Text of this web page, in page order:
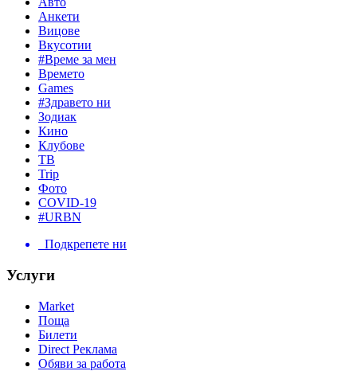
Анкети
Вицове
Вкусотии
#Време за мен
Времето
Games
#Здравето ни
Зодиак
Кино
Клубове
ТВ
Trip
Фото
COVID-19
#URBN
Подкрепете ни
Услуги
Market
Поща
Билети
Direct Реклама
Обяви за работа